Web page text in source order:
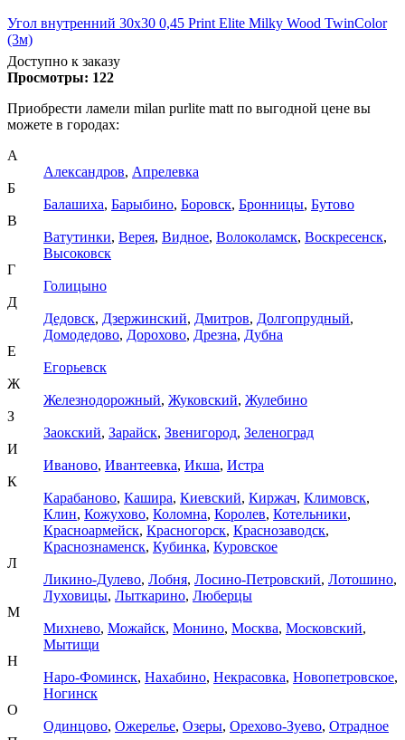
Угол внутренний 30х30 0,45 Print Elite Milky Wood TwinColor
(3м)
Доступно к заказу
Просмотры: 122
Приобрести ламели milan purlite matt по выгодной цене вы
можете в городах:
А
Александров, Апрелевка
Б
Балашиха, Барыбино, Боровск, Бронницы, Бутово
В
Ватутинки, Верея, Видное, Волоколамск, Воскресенск,
Высоковск
Г
Голицыно
Д
Дедовск, Дзержинский, Дмитров, Долгопрудный,
Домодедово, Дорохово, Дрезна, Дубна
Е
Егорьевск
Ж
Железнодорожный, Жуковский, Жулебино
З
Заокский, Зарайск, Звенигород, Зеленоград
И
Иваново, Ивантеевка, Икша, Истра
К
Карабаново, Кашира, Киевский, Киржач, Климовск,
Клин, Кожухово, Коломна, Королев, Котельники,
Красноармейск, Красногорск, Краснозаводск,
Краснознаменск, Кубинка, Куровское
Л
Ликино-Дулево, Лобня, Лосино-Петровский, Лотошино,
Луховицы, Лыткарино, Люберцы
М
Михнево, Можайск, Монино, Москва, Московский,
Мытищи
Н
Наро-Фоминск, Нахабино, Некрасовка, Новопетровское,
Ногинск
О
Одинцово, Ожерелье, Озеры, Орехово-Зуево, Отрадное